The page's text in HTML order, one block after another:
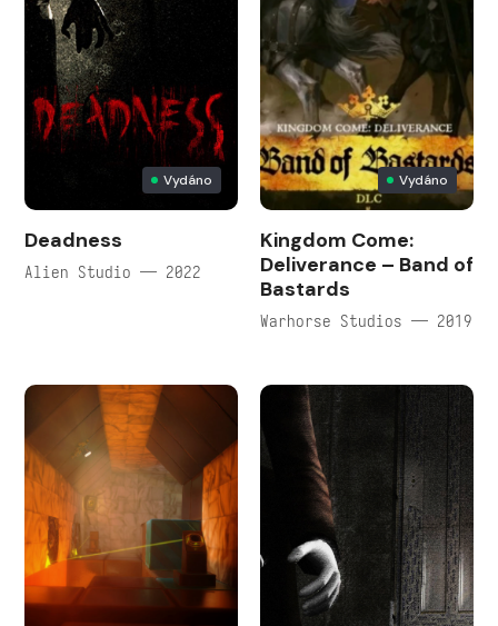
Vydáno
Deadness
Alien Studio — 2022
Vydáno
Kingdom Come:
Deliverance – Band of
Bastards
Warhorse Studios — 2019